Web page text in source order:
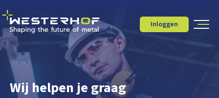
Inloggen
Wij helpen je graag